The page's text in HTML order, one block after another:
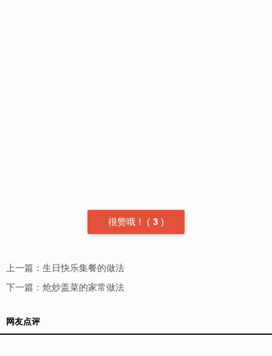
很赞哦！ ( 3 )
上一篇： 生日快乐集餐的做法
下一篇： 炝炒盖菜的家常做法
网友点评